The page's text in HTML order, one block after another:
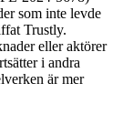
som inte levde
Trustly.
eller aktörer
i andra
är mer